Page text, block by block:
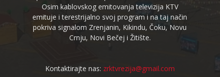
Osim kablovskog emitovanja televizija KTV
emituje i terestrijalno svoj program i na taj način
pokriva signalom Zrenjanin, Kikindu, Čoku, Novu
Crnju, Novi Bečej i Žitište.
Kontaktirajte nas: zrktvrezija@gmail.com